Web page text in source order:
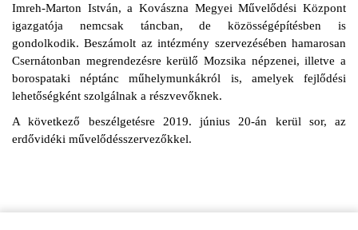
Imreh-Marton István, a Kovászna Megyei Művelődési Központ
igazgatója nemcsak táncban, de közösségépítésben is
gondolkodik. Beszámolt az intézmény szervezésében hamarosan
Csernátonban megrendezésre kerülő Mozsika népzenei, illetve a
borospataki néptánc műhelymunkákról is, amelyek fejlődési
lehetőségként szolgálnak a részvevőknek.
A következő beszélgetésre 2019. június 20-án kerül sor, az
erdővidéki művelődésszervezőkkel.